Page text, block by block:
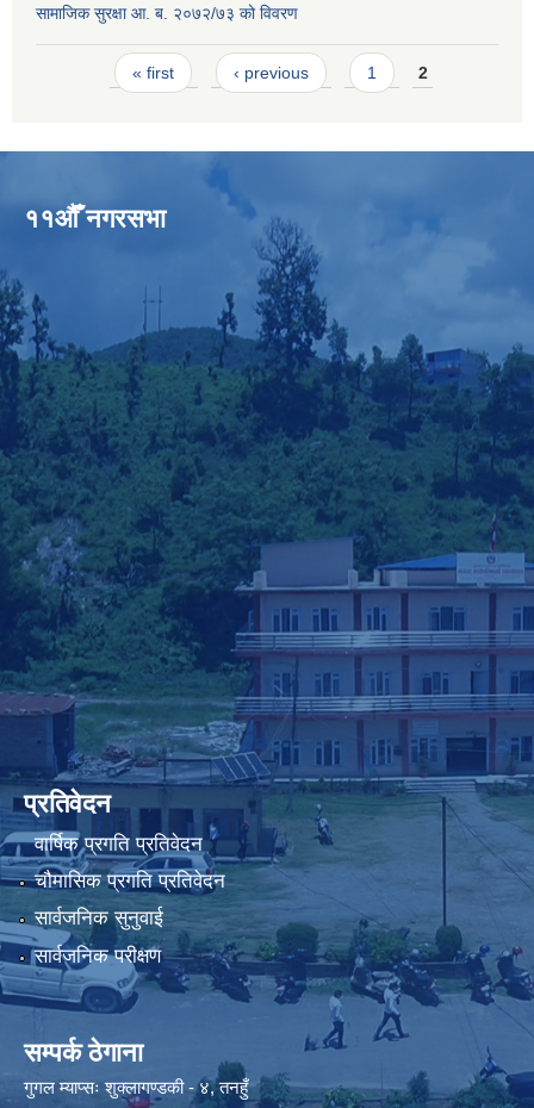
सामाजिक सुरक्षा आ. ब. २०७२/७३ को विवरण
Pages« first ‹ previous 1 2
११औँ नगरसभा
प्रतिवेदन
वार्षिक प्रगति प्रतिवेदन
चौमासिक प्रगति प्रतिवेदन
सार्वजनिक सुनुवाई
सार्वजनिक परीक्षण
सम्पर्क ठेगाना
गुगल म्याप्सःशुक्लागण्डकी - ४, तनहुँ